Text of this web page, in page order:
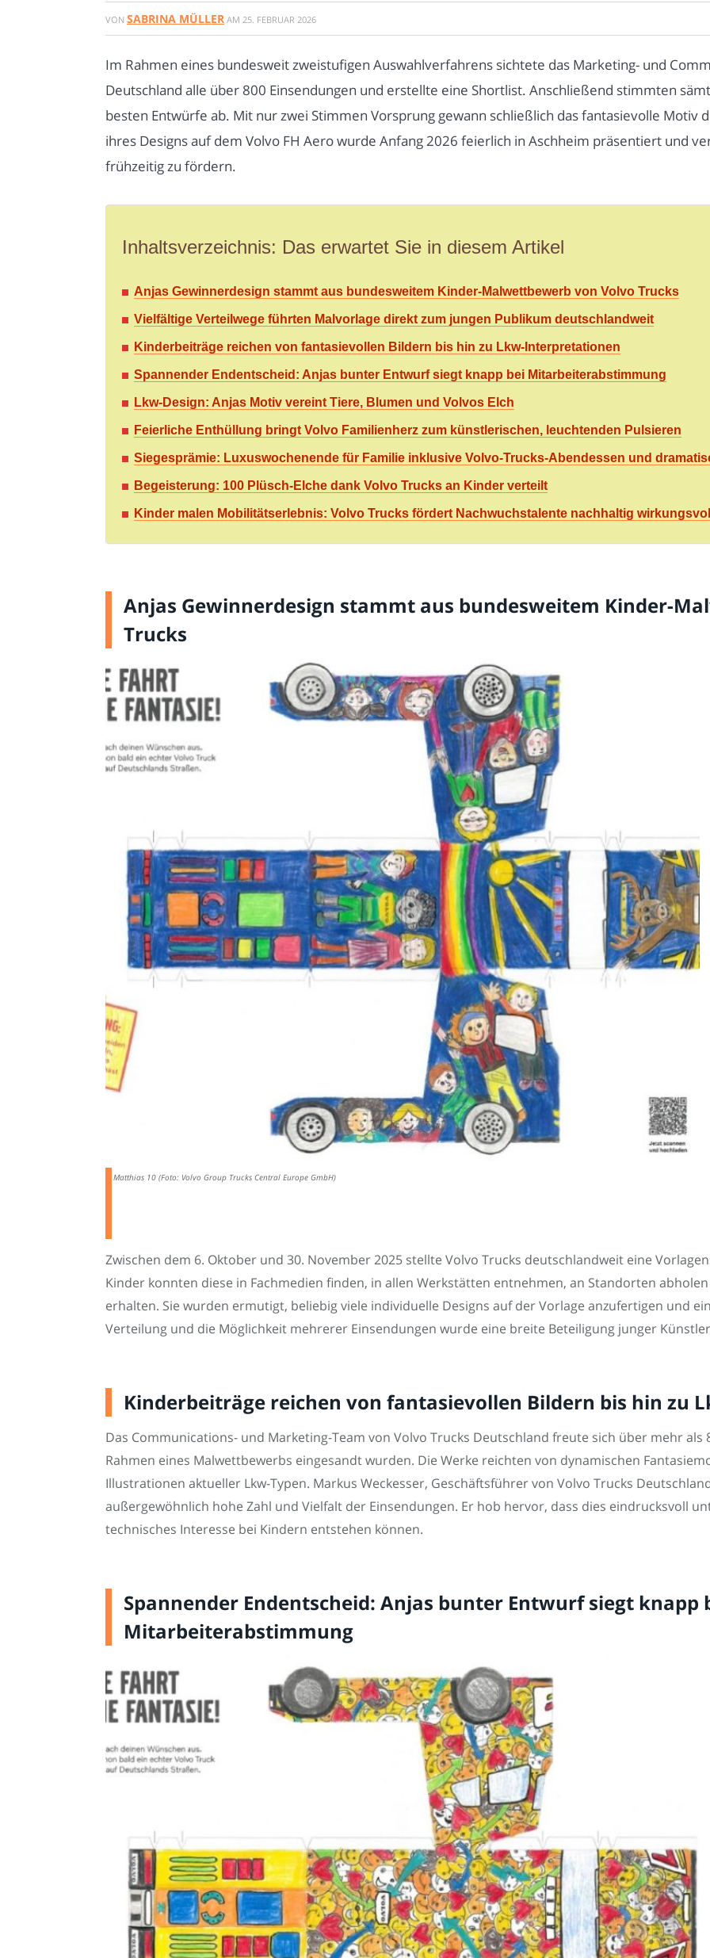
VON SABRINA MÜLLER AM 25. FEBRUAR 2026
Im Rahmen eines bundesweit zweistufigen Auswahlverfahrens sichtete das Marketing- und
Deutschland alle über 800 Einsendungen und erstellte eine Shortlist. Anschließend stimmten
besten Entwürfe ab. Mit nur zwei Stimmen Vorsprung gewann schließlich das fantasievolle Motiv
ihres Designs auf dem Volvo FH Aero wurde Anfang 2026 feierlich in Aschheim präsentiert und
frühzeitig zu fördern.
Inhaltsverzeichnis: Das erwartet Sie in diesem Artikel
Anjas Gewinnerdesign stammt aus bundesweitem Kinder-Malwettbewerb von Volvo Trucks
Vielfältige Verteilwege führten Malvorlage direkt zum jungen Publikum deutschlandweit
Kinderbeiträge reichen von fantasievollen Bildern bis hin zu Lkw-Interpretationen
Spannender Endentscheid: Anjas bunter Entwurf siegt knapp bei Mitarbeiterabstimmung
Lkw-Design: Anjas Motiv vereint Tiere, Blumen und Volvos Elch
Feierliche Enthüllung bringt Volvo Familienherz zum künstlerischen, leuchtenden Pulsieren
Siegesprämie: Luxuswochenende für Familie inklusive Volvo-Trucks-Abendessen und
Begeisterung: 100 Plüsch-Elche dank Volvo Trucks an Kinder verteilt
Kinder malen Mobilitätserlebnis: Volvo Trucks fördert Nachwuchstalente nachhaltig wirkungsvoll
Anjas Gewinnerdesign stammt aus bundesweitem Kinder-
Trucks
Matthias 10 (Foto: Volvo Group Trucks Central Europe GmbH)
Zwischen dem 6. Oktober und 30. November 2025 stellte Volvo Trucks deutschlandweit eine
Kinder konnten diese in Fachmedien finden, in allen Werkstätten entnehmen, an Standorten
erhalten. Sie wurden ermutigt, beliebig viele individuelle Designs auf der Vorlage anzufertigen und
Verteilung und die Möglichkeit mehrerer Einsendungen wurde eine breite Beteiligung junger
Kinderbeiträge reichen von fantasievollen Bildern bis hin zu
Das Communications- und Marketing-Team von Volvo Trucks Deutschland freute sich über mehr als
Rahmen eines Malwettbewerbs eingesandt wurden. Die Werke reichten von dynamischen
Illustrationen aktueller Lkw-Typen. Markus Weckesser, Geschäftsführer von Volvo Trucks
außergewöhnlich hohe Zahl und Vielfalt der Einsendungen. Er hob hervor, dass dies eindrucksvoll
technisches Interesse bei Kindern entstehen können.
Spannender Endentscheid: Anjas bunter Entwurf siegt knapp
Mitarbeiterabstimmung